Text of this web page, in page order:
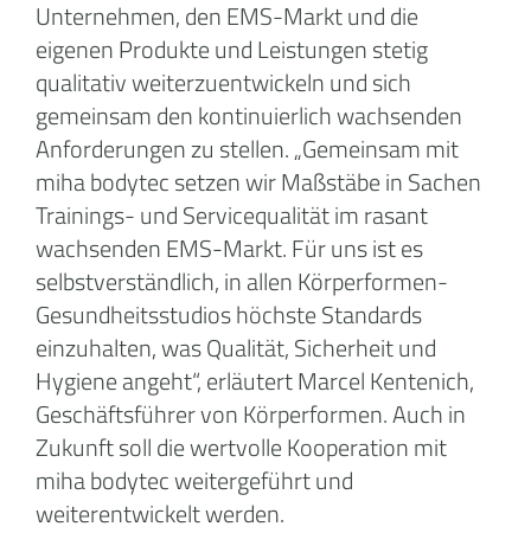
Unternehmen, den EMS-Markt und die
eigenen Produkte und Leistungen stetig
qualitativ weiterzuentwickeln und sich
gemeinsam den kontinuierlich wachsenden
Anforderungen zu stellen. „Gemeinsam mit
miha bodytec setzen wir Maßstäbe in Sachen
Trainings- und Servicequalität im rasant
wachsenden EMS-Markt. Für uns ist es
selbstverständlich, in allen Körperformen-
Gesundheitsstudios höchste Standards
einzuhalten, was Qualität, Sicherheit und
Hygiene angeht“, erläutert Marcel Kentenich,
Geschäftsführer von Körperformen. Auch in
Zukunft soll die wertvolle Kooperation mit
miha bodytec weitergeführt und
weiterentwickelt werden.